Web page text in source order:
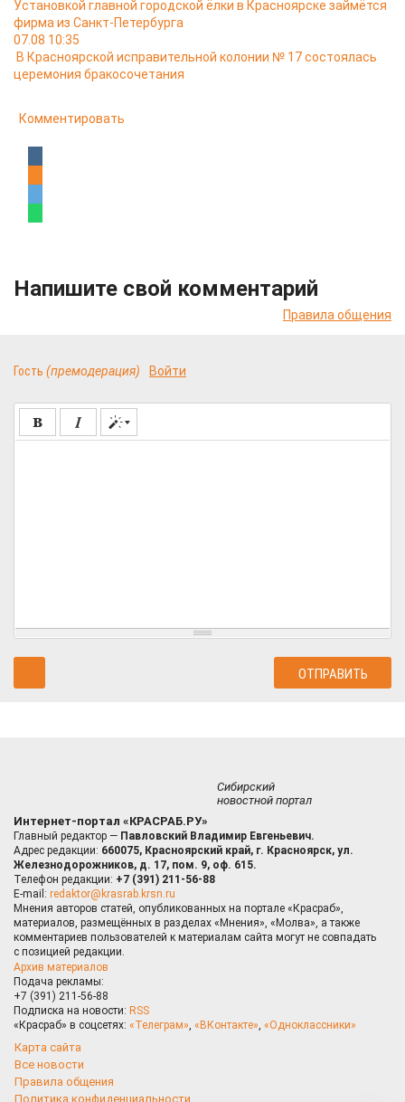
Установкой главной городской ёлки в Красноярске займётся
фирма из Санкт-Петербурга
07.08 10:35
В Красноярской исправительной колонии № 17 состоялась
церемония бракосочетания
Комментировать
Напишите свой комментарий
Правила общения
Гость (премодерация) Войти
Сибирский
новостной портал
Интернет-портал «КРАСРАБ.РУ»
Главный редактор — Павловский Владимир Евгеньевич.
Адрес редакции: 660075, Красноярский край, г. Красноярск, ул.
Железнодорожников, д. 17, пом. 9, оф. 615.
Телефон редакции: +7 (391) 211-56-88
E-mail: redaktor@krasrab.krsn.ru
Мнения авторов статей, опубликованных на портале «Красраб»,
материалов, размещённых в разделах «Мнения», «Молва», а также
комментариев пользователей к материалам сайта могут не совпадать
с позицией редакции.
Архив материалов
Подача рекламы:
+7 (391) 211-56-88
Подписка на новости: RSS
«Красраб» в соцсетях: «Телеграм», «ВКонтакте», «Одноклассники»
Карта сайта
Все новости
Правила общения
Политика конфиденциальности